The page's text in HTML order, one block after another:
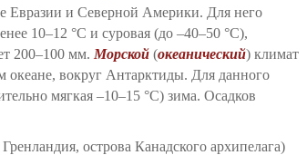
Евразии и Северной Америки. Для него
10–12 °С и суровая (до –40–50 °С),
200–100 мм. Морской (океанический) климат
океане, вокруг Антарктиды. Для данного
мягкая –10–15 °С) зима. Осадков
острова Канадского архипелага)